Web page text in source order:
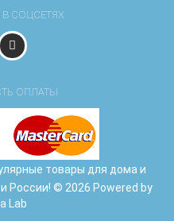
СОЦСЕТЯХ
ОПЛАТЫ
товары для дома и
России! © 2026 Powered by
Lab